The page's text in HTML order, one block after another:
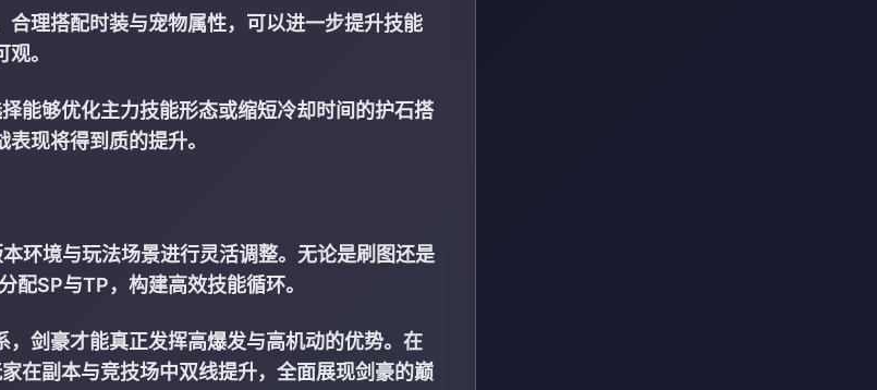
理搭配时装与宠物属性，可以进一步提升技能
。
能够优化主力技能形态或缩短冷却时间的护石搭
现将得到质的提升。
环境与玩法场景进行灵活调整。无论是刷图还是
配SP与TP，构建高效技能循环。
剑豪才能真正发挥高爆发与高机动的优势。在
在副本与竞技场中双线提升，全面展现剑豪的巅